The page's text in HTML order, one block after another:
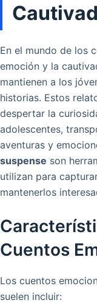
En el mundo de los
emoción y la
mantienen a los
historias. Estos
despertar la
adolescentes,
aventuras y
suspense son
utilizan para
mantenerlos
Cuentos
Los cuentos
suelen incluir: